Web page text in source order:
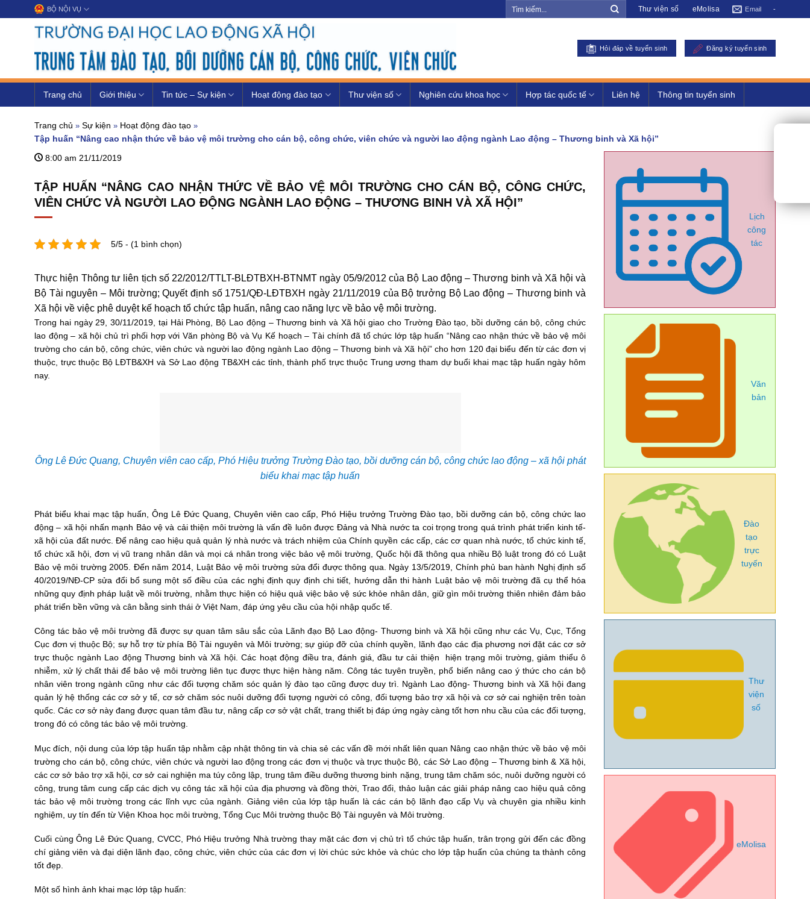
đến
BỘ NỘI VỤ Thư viện số eMolisa Email -
Hỏi đáp về tuyển sinh Đăng ký tuyển sinh
Trang chủ Giới thiệu Tin tức – Sự kiện Hoạt động đào tạo Thư viện số Nghiên cứu khoa học Hợp tác quốc tế Liên hệ Thông tin tuyển sinh
Trang chủ » Sự kiện » Hoạt động đào tạo »
Tập huấn “Nâng cao nhận thức về bảo vệ môi trường cho cán bộ, công chức, viên chức và người lao động ngành Lao động – Thương binh và Xã hội”
8:00 am 21/11/2019
TẬP HUẤN “NÂNG CAO NHẬN THỨC VỀ BẢO VỆ MÔI TRƯỜNG CHO CÁN BỘ, CÔNG CHỨC,
VIÊN CHỨC VÀ NGƯỜI LAO ĐỘNG NGÀNH LAO ĐỘNG – THƯƠNG BINH VÀ XÃ HỘI”
5/5 - (1 bình chọn)
Thực hiện Thông tư liên tịch số 22/2012/TTLT-BLĐTBXH-BTNMT ngày 05/9/2012 của Bộ Lao động – Thương binh và Xã hội và
Bộ Tài nguyên – Môi trường; Quyết định số 1751/QĐ-LĐTBXH ngày 21/11/2019 của Bộ trưởng Bộ Lao động – Thương binh và
Xã hội về việc phê duyệt kế hoạch tổ chức tập huấn, nâng cao năng lực về bảo vệ môi trường.
Trong hai ngày 29, 30/11/2019, tại Hải Phòng, Bộ Lao động – Thương binh và Xã hội giao cho Trường Đào tạo, bồi dưỡng cán bộ, công chức
lao động – xã hội chủ trì phối hợp với Văn phòng Bộ và Vụ Kế hoạch – Tài chính đã tổ chức lớp tập huấn “Nâng cao nhận thức về bảo vệ môi
trường cho cán bộ, công chức, viên chức và người lao động ngành Lao động – Thương binh và Xã hội” cho hơn 120 đại biểu đến từ các đơn vị
thuộc, trực thuộc Bộ LĐTB&XH và Sở Lao động TB&XH các tỉnh, thành phố trực thuộc Trung ương tham dự buổi khai mạc tập huấn ngày hôm
nay.
Ông Lê Đức Quang, Chuyên viên cao cấp, Phó Hiệu trưởng Trường Đào tạo, bồi dưỡng cán bộ, công chức lao động – xã hội phát
biểu khai mạc tập huấn
Phát biểu khai mạc tập huấn, Ông Lê Đức Quang, Chuyên viên cao cấp, Phó Hiệu trưởng Trường Đào tạo, bồi dưỡng cán bộ, công chức lao
động – xã hội nhấn mạnh Bảo vệ và cải thiện môi tr­ường là vấn đề luôn được Đảng và Nhà n­ước ta coi trọng trong quá trình phát triển kinh tế-
xã hội của đất nước. Để nâng cao hiệu quả quản lý nhà n­ước và trách nhiệm của Chính quyền các cấp, các cơ quan nhà n­ước, tổ chức kinh tế,
tổ chức xã hội, đơn vị vũ trang nhân dân và mọi cá nhân trong việc bảo vệ môi tr­ường, Quốc hội đã thông qua nhiều Bộ luật trong đó có Luật
Bảo vệ môi trường 2005. Đến năm 2014, Luật Bảo vệ môi tr­ường sửa đổi được thông qua. Ngày 13/5/2019, Chính phủ ban hành Nghị định số
40/2019/NĐ-CP sửa đổi bổ sung một số điều của các nghị định quy định chi tiết, hướng dẫn thi hành Luật bảo vệ môi trường đã cụ thể hóa
những quy định pháp luật về môi tr­ường, nhằm thực hiện có hiệu quả việc bảo vệ sức khỏe nhân dân, giữ gìn môi trường thiên nhiên đảm bảo
phát triển bền vững và cân bằng sinh thái ở Việt Nam, đáp ứng yêu cầu của hội nhập quốc tế.
Công tác bảo vệ môi trường đã được sự quan tâm sâu sắc của Lãnh đạo Bộ Lao động- Thương binh và Xã hội cũng như các Vụ, Cục, Tổng
Cục đơn vị thuộc Bộ; sự hỗ trợ từ phía Bộ Tài nguyên và Môi trường; sự giúp đỡ của chính quyền, lãnh đạo các địa phương nơi đặt các cơ sở
trực thuộc ngành Lao động Thương binh và Xã hội. Các hoạt động điều tra, đánh giá, đầu tư cải thiện hiện trạng môi trường, giảm thiểu ô
nhiễm, xử lý chất thải để bảo vệ môi trường liên tục được thực hiện hàng năm. Công tác tuyên truyền, phổ biến nâng cao ý thức cho cán bộ
nhân viên trong ngành cũng như các đối tượng chăm sóc quản lý đào tạo cũng được duy trì. Ngành Lao động- Thương binh và Xã hội đang
quản lý hệ thống các cơ sở y tế, cơ sở chăm sóc nuôi dưỡng đối tượng người có công, đối tượng bảo trợ xã hội và cơ sở cai nghiện trên toàn
quốc. Các cơ sở này đang được quan tâm đầu tư, nâng cấp cơ sở vật chất, trang thiết bị đáp ứng ngày càng tốt hơn nhu cầu của các đối tượng,
trong đó có công tác bảo vệ môi trường.
Mục đích, nội dung của lớp tập huấn tập nhằm cập nhật thông tin và chia sẻ các vấn đề mới nhất liên quan Nâng cao nhận thức về bảo vệ môi
trường cho cán bộ, công chức, viên chức và người lao động trong các đơn vị thuộc và trực thuộc Bộ, các Sở Lao động – Thương binh & Xã hội,
các cơ sở bảo trợ xã hội, cơ sở cai nghiện ma túy công lập, trung tâm điều dưỡng thương binh nặng, trung tâm chăm sóc, nuôi dưỡng người có
công, trung tâm cung cấp các dịch vụ công tác xã hội của địa phương và đồng thời, Trao đổi, thảo luận các giải pháp nâng cao hiệu quả công
tác bảo vệ môi trường trong các lĩnh vực của ngành. Giảng viên của lớp tập huấn là các cán bộ lãnh đạo cấp Vụ và chuyên gia nhiều kinh
nghiệm, uy tín đến từ Viện Khoa học môi trường, Tổng Cục Môi trường thuộc Bộ Tài nguyên và Môi trường.
Cuối cùng Ông Lê Đức Quang, CVCC, Phó Hiệu trưởng Nhà trường thay mặt các đơn vị chủ trì tổ chức tập huấn, trân trọng gửi đến các đồng
chí giảng viên và đại diện lãnh đạo, công chức, viên chức của các đơn vị lời chúc sức khỏe và chúc cho lớp tập huấn của chúng ta thành công
tốt đẹp.
Một số hình ảnh khai mạc lớp tập huấn:
Lịch
công
tác
Văn
bản
Đào
tạo
trực
tuyến
Thư
viện
số
eMolisa